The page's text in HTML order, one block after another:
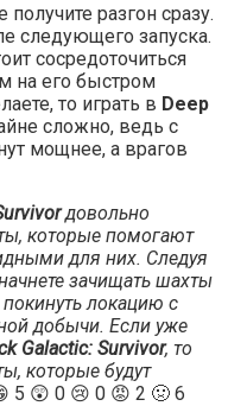
разгон сразу.
следующего запуска.
сосредоточиться
на его быстром
то играть в Deep
сложно, ведь с
мощнее, а врагов
довольно
которые помогают
для них. Следуя
зачищать шахты
локацию с
добычи. Если уже
Galactic: Survivor, то
которые будут
5 😲 0 😢 0 😡 2 🤢 6